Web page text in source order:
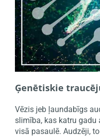
Ģenētiskie
Vēzis jeb ļaundabīgs
slimība, kas katru gadu
visā pasaulē. Audzēji,